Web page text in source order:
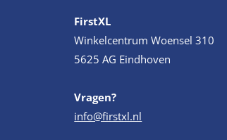
FirstXL
Winkelcentrum Woensel 310
5625 AG Eindhoven
Vragen?
info@firstxl.nl